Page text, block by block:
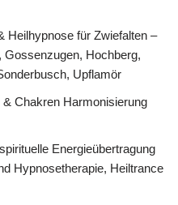
Heilhypnose für Zwiefalten –
Gossenzugen, Hochberg,
Upflamör
Chakren Harmonisierung
Energieübertragung
Hypnosetherapie, Heiltrance